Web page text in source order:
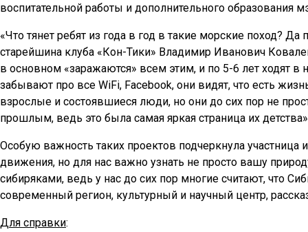
воспитательной работы и дополнительного образования
«Что тянет ребят из года в год в такие морские поход?
старейшина клуба «Кон-Тики» Владимир Иванович
в основном «заражаются» всем этим, и по 5-6 лет ходят
забывают про все WiFi, Facebook, они видят, что есть
взрослые и состоявшиеся люди, но они до сих пор не
прошлым, ведь это была самая яркая страница их
Особую важность таких проектов подчеркнула
движения, но для нас важно узнать не просто вашу
сибиряками, ведь у нас до сих пор многие считают, что
современный регион, культурный и научный центр,
Для справки: